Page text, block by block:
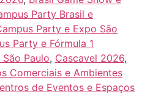
Party Brasil e
Party e Expo São
Party e Fórmula 1
Paulo, Cascavel 2026,
Comerciais e Ambientes
de Eventos e Espaços